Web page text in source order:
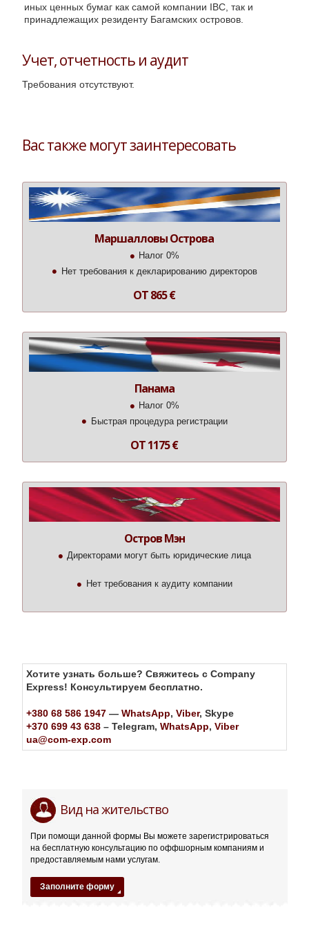
иных ценных бумаг как самой компании IBC, так и
принадлежащих резиденту Багамских островов.
Учет, отчетность и аудит
Требования отсутствуют.
Вас также могут заинтересовать
Маршалловы Острова
Налог 0%
Нет требования к декларированию директоров
ОТ 865 €
Панама
Налог 0%
Быстрая процедура регистрации
ОТ 1175 €
Остров Мэн
Директорами могут быть юридические лица
Нет требования к аудиту компании
Хотите узнать больше? Свяжитесь с Company
Express! Консультируем бесплатно.
+380 68 586 1947— WhatsApp, Viber, Skype
+370 699 43 638– Telegram, WhatsApp, Viber
ua@com-exp.com
22ce*comБагамские
Острова:
испытанный
временем
престижный
оффшор
Вид на жительство
При помощи данной формы Вы можете зарегистрироваться
на бесплатную консультацию по оффшорным компаниям и
предоставляемым нами услугам.
Заполните форму